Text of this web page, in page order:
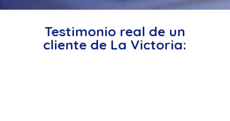
Testimonio real de un
cliente de La Victoria: